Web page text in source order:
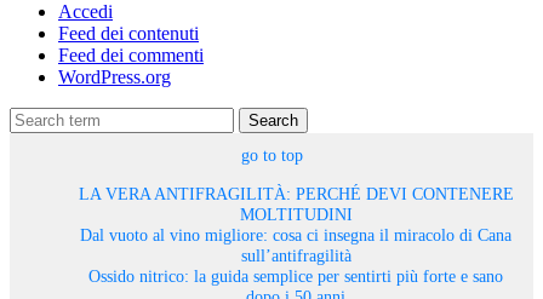
Accedi
Feed dei contenuti
Feed dei commenti
WordPress.org
Search
go to top
LA VERA ANTIFRAGILITÀ: PERCHÉ DEVI CONTENERE
MOLTITUDINI
Dal vuoto al vino migliore: cosa ci insegna il miracolo di Cana
sull’antifragilità
Ossido nitrico: la guida semplice per sentirti più forte e sano